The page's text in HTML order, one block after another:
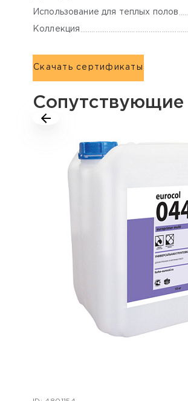
Использование для теплых полов
Коллекция
Скачать сертификаты
Сопутствующие